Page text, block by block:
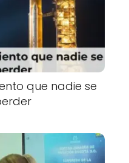
que nadie se